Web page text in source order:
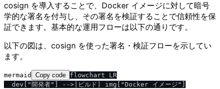
cosign を導入することで、Docker イメージに対して暗号
学的な署名を付与し、その署名を検証することで信頼性を保
証できます。基本的な運用フローは以下の通りです。
以下の図は、cosign を使った署名・検証フローを示してい
ます。
mermaid Copy code flowchart LR
  dev["開発者"] -->|ビルド| img["Docker イメージ"]